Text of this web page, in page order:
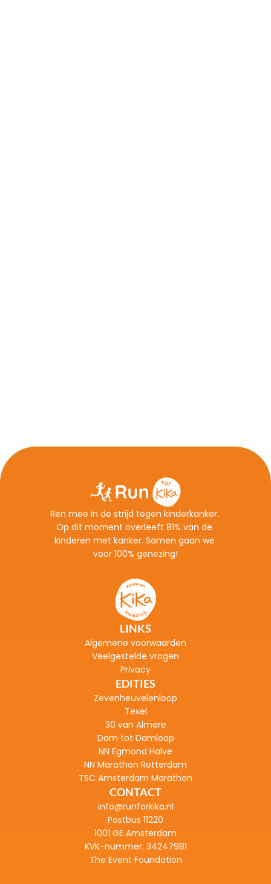
Ren mee in de strijd tegen kinderkanker.
Op dit moment overleeft 81% van de
kinderen met kanker. Samen gaan we
voor 100% genezing!
LINKS
Algemene voorwaarden
Veelgestelde vragen
Privacy
EDITIES
Zevenheuvelenloop
Texel
30 van Almere
Dam tot Damloop
NN Egmond Halve
NN Marathon Rotterdam
TSC Amsterdam Marathon
CONTACT
info@runforkika.nl
Postbus 11220
1001 GE Amsterdam
KVK-nummer: 34247981
The Event Foundation